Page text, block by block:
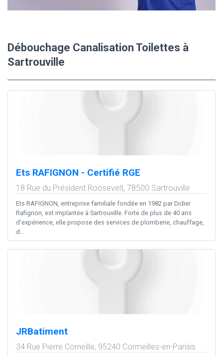
Débouchage Canalisation Toilettes à
Sartrouville
Ets RAFIGNON - Certifié RGE
18 Rue du Président Roosevelt, 78500 Sartrouville
Ets RAFIGNON, entreprise familiale fondée en 1982 par Didier
Rafignon, est implantée à Sartrouville. Forte de plus de 40 ans
d’expérience, elle propose des services de plomberie, chauffage,
d...
JRBatiment
34 Rue Pierre Corneille, 95240 Cormeilles-en-Parisis